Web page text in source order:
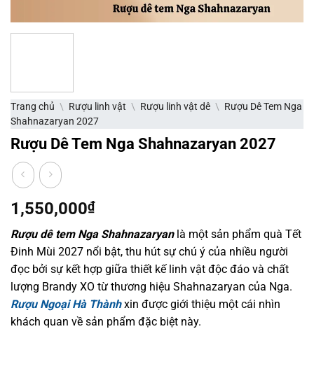
Trang chủ \ Rượu linh vật \ Rượu linh vật dê \ Rượu Dê Tem Nga
Shahnazaryan 2027
Rượu Dê Tem Nga Shahnazaryan 2027
1,550,000₫
Rượu dê tem Nga Shahnazaryanlà một sản phẩm quà Tết
Đinh Mùi 2027 nổi bật, thu hút sự chú ý của nhiều người
đọc bởi sự kết hợp giữa thiết kế linh vật độc đáo và chất
lượng Brandy XO từ thương hiệu Shahnazaryan của Nga.
Rượu Ngoại Hà Thànhxin được giới thiệu một cái nhìn
khách quan về sản phẩm đặc biệt này.